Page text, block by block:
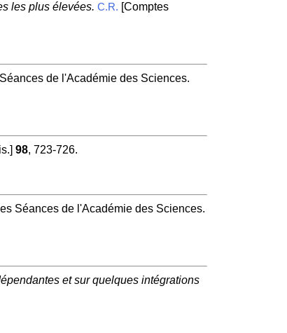
les plus élevées. C.R. [Comptes
de l'Académie des Sciences.
98, 723-726.
Séances de l'Académie des Sciences.
et sur quelques intégrations